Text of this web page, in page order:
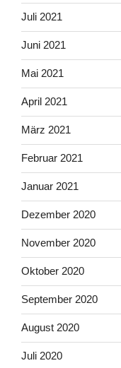
Juli 2021
Juni 2021
Mai 2021
April 2021
März 2021
Februar 2021
Januar 2021
Dezember 2020
November 2020
Oktober 2020
September 2020
August 2020
Juli 2020